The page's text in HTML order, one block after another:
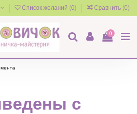
Список желаний (0) Сравнить (0)
0
с